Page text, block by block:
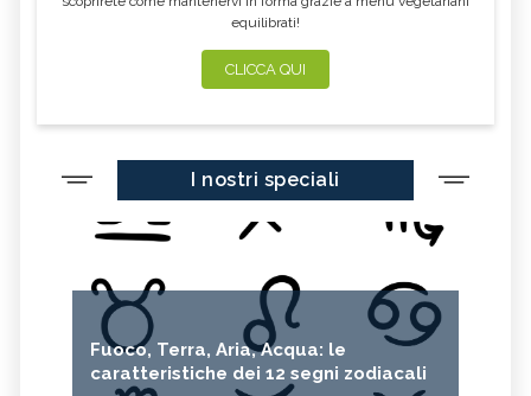
equilibrati!
CLICCA QUI
I nostri speciali
Fuoco, Terra, Aria, Acqua: le
caratteristiche dei 12 segni zodiacali